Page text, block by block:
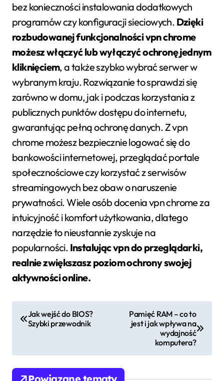
bez konieczności instalowania dodatkowych
programów czy konfiguracji sieciowych. Dzięki
rozbudowanej funkcjonalności vpn chrome
możesz włączyć lub wyłączyć ochronę jednym
kliknięciem, a także szybko wybrać serwer w
wybranym kraju. Rozwiązanie to sprawdzi się
zarówno w domu, jak i podczas korzystania z
publicznych punktów dostępu do internetu,
gwarantując pełną ochronę danych. Z vpn
chrome możesz bezpiecznie logować się do
bankowości internetowej, przeglądać portale
społecznościowe czy korzystać z serwisów
streamingowych bez obaw o naruszenie
prywatności. Wiele osób docenia vpn chrome za
intuicyjność i komfort użytkowania, dlatego
narzędzie to nieustannie zyskuje na
popularności. Instalując vpn do przeglądarki,
realnie zwiększasz poziom ochrony swojej
aktywności online.
N
w
i
Jak wejść do BIOS?
Szybki przewodnik
Pamięć RAM – co to
jest i jak wpływa na
wydajność
komputera?